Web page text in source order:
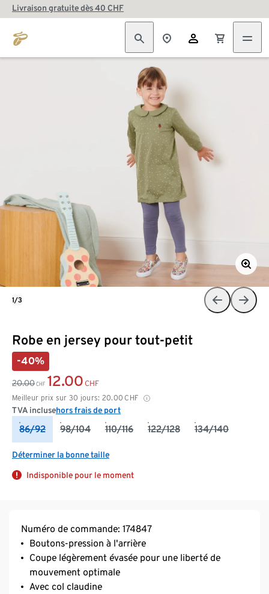
Livraison gratuite dès 40 CHF
Robe en jersey pour tout-petit
-40%
20.00 CHF 12.00 CHF
Meilleur prix sur 30 jours: 20.00 CHF
TVA inclusehors frais de port
86/92 98/104 110/116 122/128 134/140
Déterminer la bonne taille
Indisponible pour le moment
1/3
Numéro de commande: 174847
Boutons-pression à l'arrière
Coupe légèrement évasée pour une liberté de
mouvement optimale
Avec col claudine